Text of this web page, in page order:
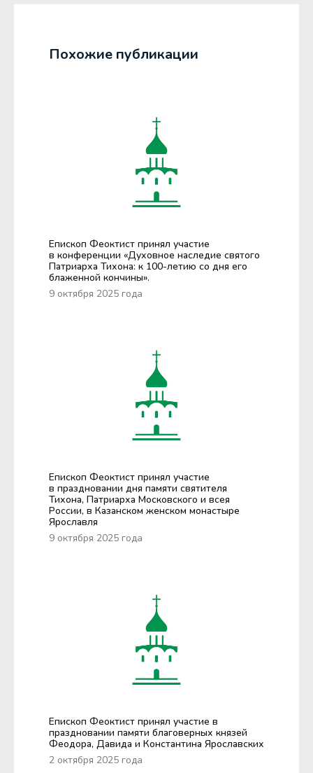
Похожие публикации
Епископ Феоктист принял участие
в конференции «Духовное наследие святого
Патриарха Тихона: к 100-летию со дня его
блаженной кончины».
9 октября 2025 года
Епископ Феоктист принял участие
в праздновании дня памяти святителя
Тихона, Патриарха Московского и всея
России, в Казанском женском монастыре
Ярославля
9 октября 2025 года
Епископ Феоктист принял участие в
праздновании памяти благоверных князей
Феодора, Давида и Константина Ярославских
2 октября 2025 года